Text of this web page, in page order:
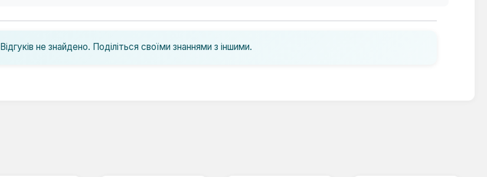
Відгуків не знайдено. Поділіться своїми знаннями з іншими.